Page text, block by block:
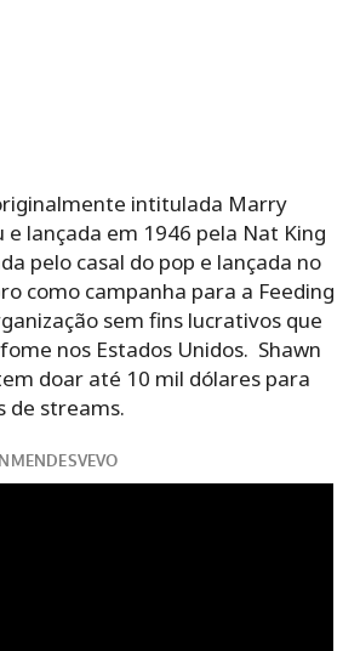
intitulada Marry
e lançada em 1946 pela Nat King
pelo casal do pop e lançada no
como campanha para a Feeding
sem fins lucrativos que
nos Estados Unidos. Shawn
doar até 10 mil dólares para
de streams.